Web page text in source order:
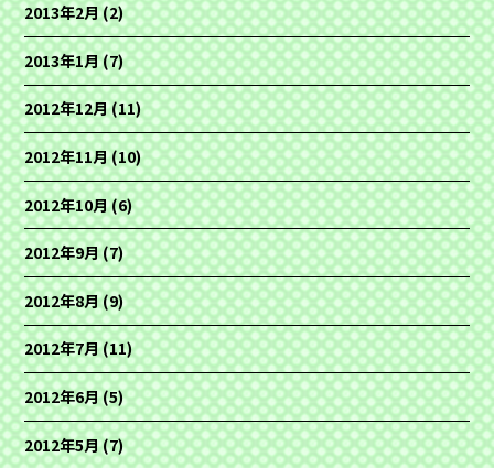
2013年2月(2)
2013年1月(7)
2012年12月(11)
2012年11月(10)
2012年10月(6)
2012年9月(7)
2012年8月(9)
2012年7月(11)
2012年6月(5)
2012年5月(7)